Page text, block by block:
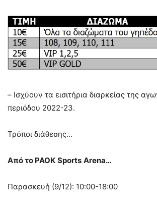
– Ισχύουν τα εισιτήρια διαρκείας της
περιόδου 2022-23.
Τρόποι διάθεσης…
Από το PAOK Sports Arena…
Παρασκευή (9/12): 10:00-18:00